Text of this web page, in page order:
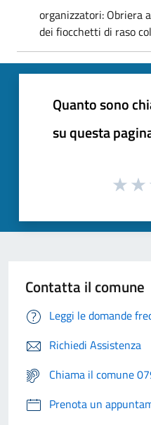
organizzatori: Obriera
dei fiocchetti di raso
Quanto sono
su questa
Contatta il comune
Leggi le domande
Richiedi Assistenza
Chiama il comune
Prenota un